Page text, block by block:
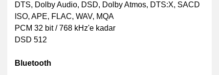
DTS, Dolby Audio, DSD, Dolby Atmos, DTS:X, SACD
ISO, APE, FLAC, WAV, MQA
PCM 32 bit / 768 kHz'e kadar
DSD 512
Bluetooth